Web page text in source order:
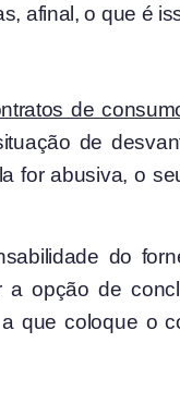
afinal, o que é
de
de
for abusiva, o
do
opção de
que coloque o